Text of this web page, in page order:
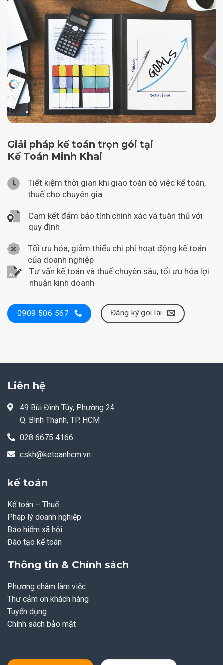
Giải pháp kế toán trọn gói tại
Kế Toán Minh Khai
Tiết kiệm thời gian khi giao toàn bộ việc kế toán,
thuế cho chuyên gia
Cam kết đảm bảo tính chính xác và tuân thủ với
quy định
Tối ưu hóa, giảm thiểu chi phí hoạt động kế toán
của doanh nghiệp
Tư vấn kế toán và thuế chuyên sâu, tối ưu hóa lợi
nhuận kinh doanh
0909 506 567 Đăng ký gọi lại
Liên hệ
49 Bùi Đình Túy, Phường 24
Q. Bình Thạnh, TP. HCM
028 6675 4166
cskh@ketoanhcm.vn
kế toán
Kế toán – Thuế
Pháp lý doanh nghiệp
Bảo hiểm xã hội
Đào tạo kế toán
Thông tin & Chính sách
Phương châm làm việc
Thư cảm ơn khách hàng
Tuyển dụng
Chính sách bảo mật